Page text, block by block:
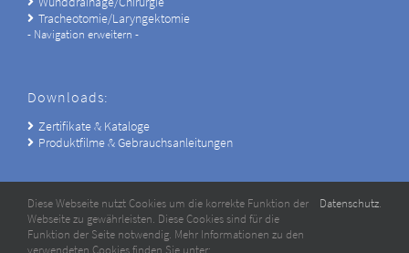
Tracheotomie/Laryngektomie
- Navigation erweitern -
Downloads:
Zertifikate & Kataloge
Produktfilme & Gebrauchsanleitungen
Diese Webseite nutzt Cookies um die korrekte Funktion der
Webseite zu gewährleisten. Diese Cookies sind für die
Funktion der Seite notwendig. Mehr Informationen zu den
verwendeten Cookies finden Sie unter:
Datenschutz.